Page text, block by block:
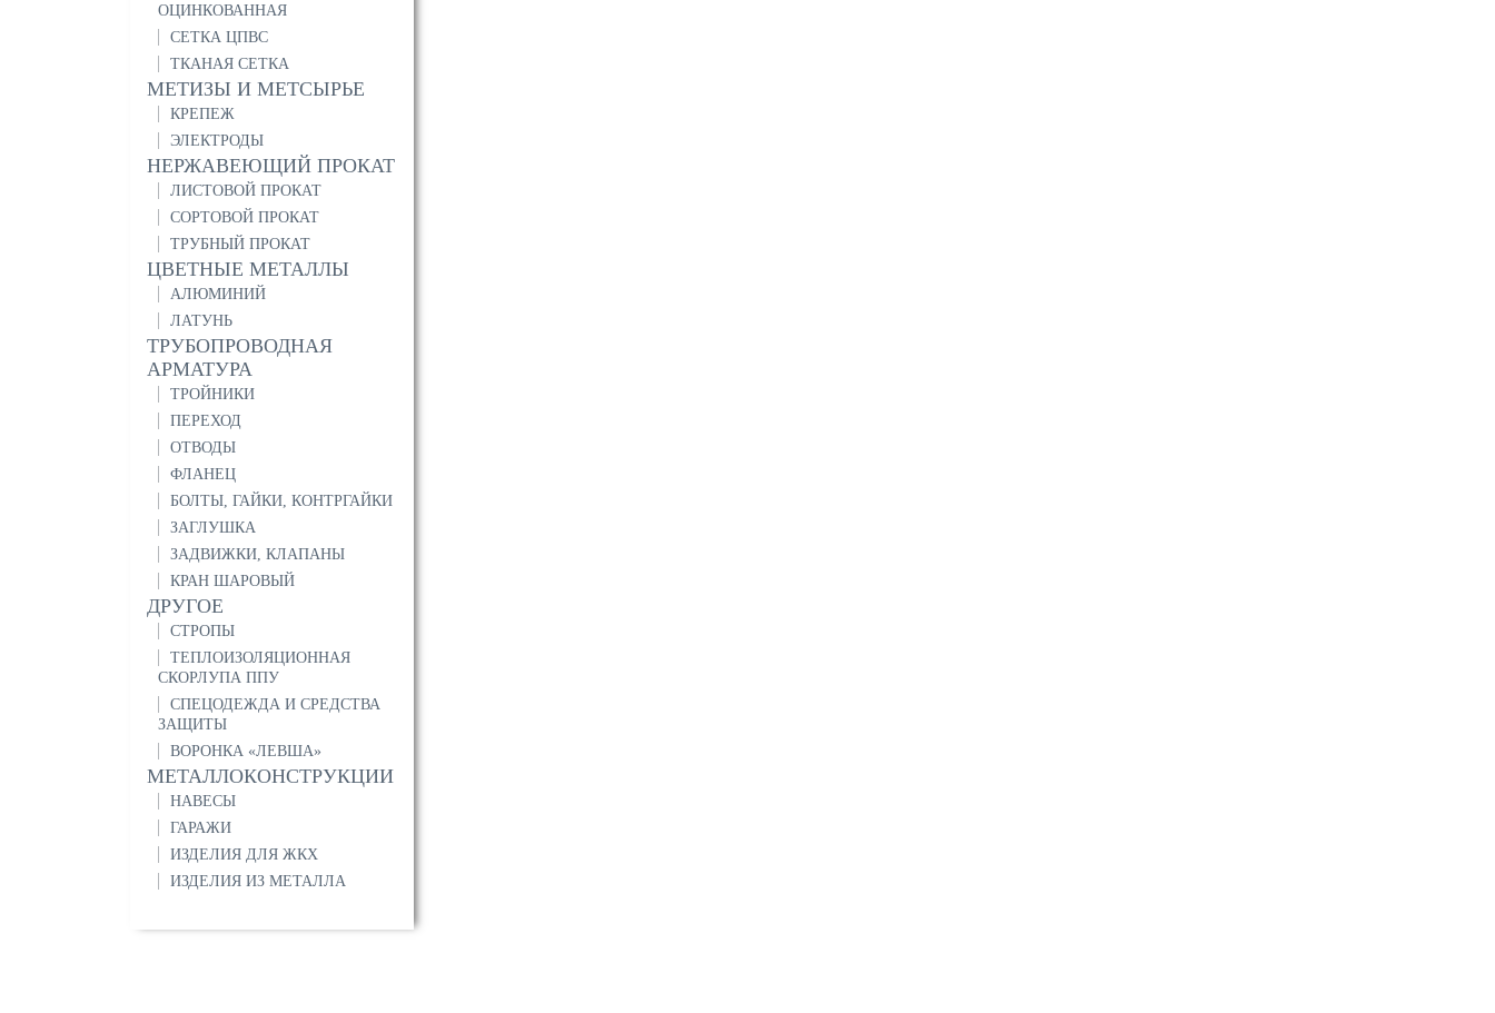
ОЦИНКОВАННАЯ
СЕТКА ЦПВС
ТКАНАЯ СЕТКА
МЕТИЗЫ И МЕТСЫРЬЕ
КРЕПЕЖ
ЭЛЕКТРОДЫ
НЕРЖАВЕЮЩИЙ ПРОКАТ
ЛИСТОВОЙ ПРОКАТ
СОРТОВОЙ ПРОКАТ
ТРУБНЫЙ ПРОКАТ
ЦВЕТНЫЕ МЕТАЛЛЫ
АЛЮМИНИЙ
ЛАТУНЬ
ТРУБОПРОВОДНАЯ
АРМАТУРА
ТРОЙНИКИ
ПЕРЕХОД
ОТВОДЫ
ФЛАНЕЦ
БОЛТЫ, ГАЙКИ, КОНТРГАЙКИ
ЗАГЛУШКА
ЗАДВИЖКИ, КЛАПАНЫ
КРАН ШАРОВЫЙ
ДРУГОЕ
СТРОПЫ
ТЕПЛОИЗОЛЯЦИОННАЯ
СКОРЛУПА ППУ
СПЕЦОДЕЖДА И СРЕДСТВА
ЗАЩИТЫ
ВОРОНКА «ЛЕВША»
МЕТАЛЛОКОНСТРУКЦИИ
НАВЕСЫ
ГАРАЖИ
ИЗДЕЛИЯ ДЛЯ ЖКХ
ИЗДЕЛИЯ ИЗ МЕТАЛЛА